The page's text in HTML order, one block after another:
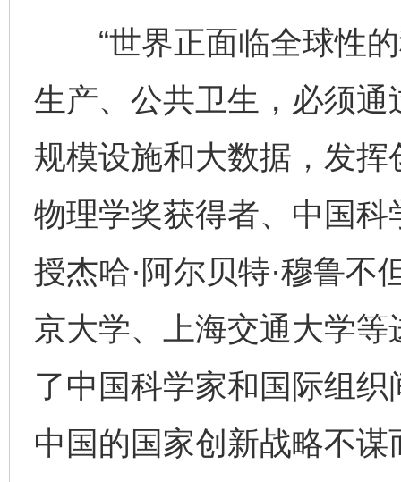
“世界正面临全球性的
生产、公共卫生，必须
规模设施和大数据，发挥
物理学奖获得者、中国
授杰哈·阿尔贝特·穆鲁不
京大学、上海交通大学
了中国科学家和国际组
中国的国家创新战略不谋